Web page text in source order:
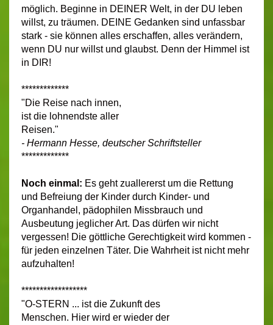
möglich. Beginne in DEINER Welt, in der DU leben
willst, zu träumen. DEINE Gedanken sind unfassbar
stark - sie können alles erschaffen, alles verändern,
wenn DU nur willst und glaubst. Denn der Himmel ist
in DIR!
*************
"Die Reise nach innen,
ist die lohnendste aller
Reisen."
- Hermann Hesse, deutscher Schriftsteller
*************
Noch einmal: Es geht zuallererst um die Rettung
und Befreiung der Kinder durch Kinder- und
Organhandel, pädophilen Missbrauch und
Ausbeutung jeglicher Art. Das dürfen wir nicht
vergessen! Die göttliche Gerechtigkeit wird kommen -
für jeden einzelnen Täter. Die Wahrheit ist nicht mehr
aufzuhalten!
******************
"O-STERN ... ist die Zukunft des
Menschen. Hier wird er wieder der